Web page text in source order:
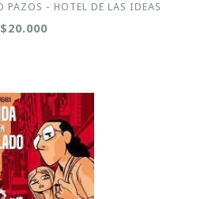
PAZOS - HOTEL DE LAS IDEAS
$20.000